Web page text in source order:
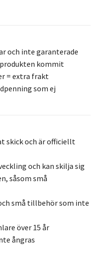
och inte garanterade
kommit
= extra frakt
som ej
skick och är officiellt
och kan skilja sig
såsom små
små tillbehör som inte
över 15 år
ångras